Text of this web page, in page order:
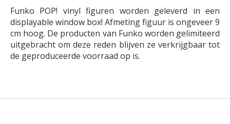
Funko POP! vinyl figuren worden geleverd in een
displayable window box! Afmeting figuur is ongeveer 9
cm hoog. De producten van Funko worden gelimiteerd
uitgebracht om deze reden blijven ze verkrijgbaar tot
de geproduceerde voorraad op is.